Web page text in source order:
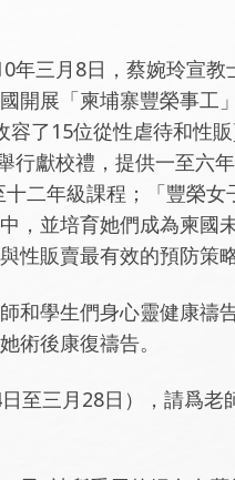
年三月8日，蔡婉玲宣教
開展「柬埔寨豐榮事工
容了15位從性虐待和性
行獻校禮，提供一至六
二年級課程；「豐榮女
，並培育她們成為柬國
性販賣最有效的預防策略
和學生們身心靈健康禱
術後康復禱告。
至三月28日），請爲老